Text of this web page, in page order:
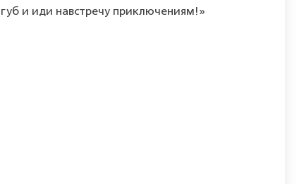
губ и иди навстречу приключениям!»